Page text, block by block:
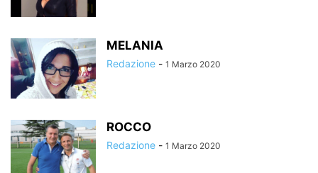
MELANIA
Redazione - 1 Marzo 2020
ROCCO
Redazione - 1 Marzo 2020